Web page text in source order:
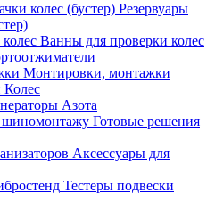
Резервуары
Ванны для проверки колес
Монтировки, монтажки
Азота
Готовые решения
Аксессуары для
Тестеры подвески